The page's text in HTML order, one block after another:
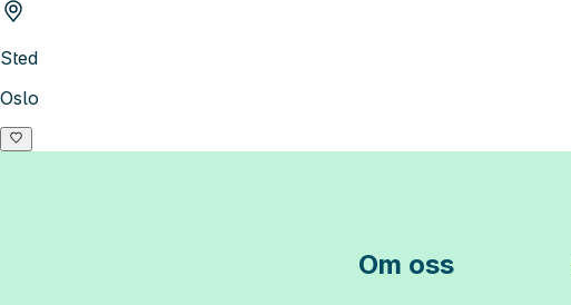
Sted
Oslo
Om oss